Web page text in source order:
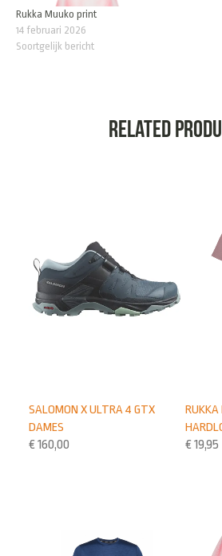
Rukka Muuko print
14 februari 2026
Soortgelijk bericht
Related
€ 19,95
SALOMON X ULTRA 4 GTX
DAMES
€ 160,00